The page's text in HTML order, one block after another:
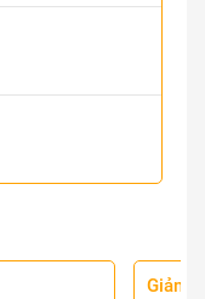
Giảm